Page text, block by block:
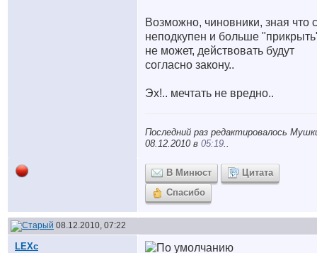
Возможно, чиновники, зная что
неподкупен и больше
не может, действовать будут
согласно закону..
Эх!.. мечтать не вредно..
Последний раз редактировалось
08.12.2010 в 05:19..
В Минюст
Цитата
Спасибо
08.12.2010, 07:22
LEXc